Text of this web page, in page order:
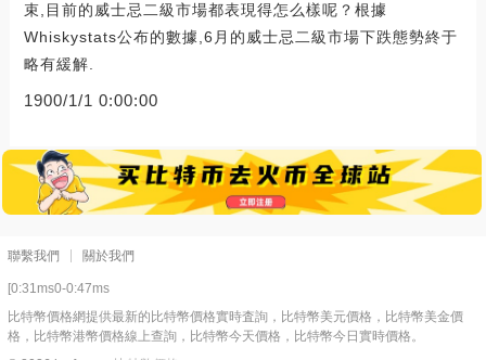
束,目前的威士忌二級市場都表現得怎么樣呢？根據
Whiskystats公布的數據,6月的威士忌二級市場下跌態勢終于
略有緩解.
1900/1/1 0:00:00
聯繫我們 關於我們
[0:31ms0-0:47ms
比特幣價格網提供最新的比特幣價格實時査詢，比特幣美元價格，比特幣美金價
格，比特幣港幣價格線上查詢，比特幣今天價格，比特幣今日實時價格。